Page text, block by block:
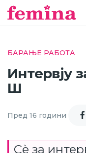
БАРАЊЕ РАБОТА
Интервју
Ш
Пред 16 години
Сè за